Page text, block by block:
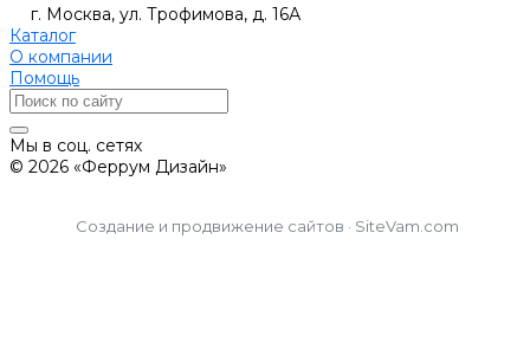
г. Москва, ул. Трофимова, д. 16А
Каталог
О компании
Помощь
Мы в соц. сетях
© 2026 «Феррум Дизайн»
Создание и продвижение сайтов · SiteVam.com